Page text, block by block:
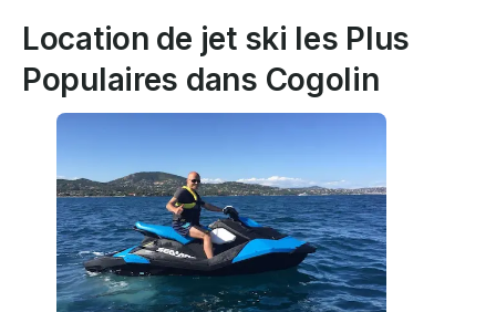
Location de jet ski les Plus
Populaires dans Cogolin